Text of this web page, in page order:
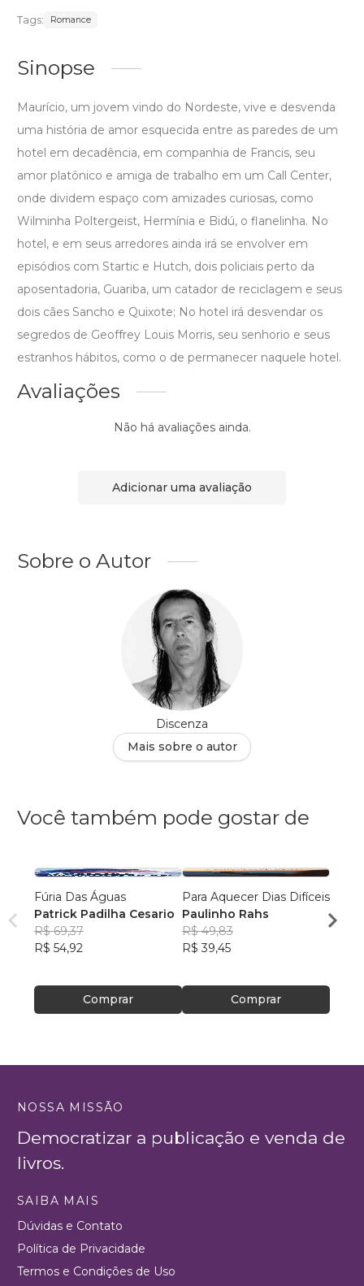
Tags: Romance
Sinopse
Maurício, um jovem vindo do Nordeste, vive e desvenda
uma história de amor esquecida entre as paredes de um
hotel em decadência, em companhia de Francis, seu
amor platônico e amiga de trabalho em um Call Center,
onde dividem espaço com amizades curiosas, como
Wilminha Poltergeist, Hermínia e Bidú, o flanelinha. No
hotel, e em seus arredores ainda irá se envolver em
episódios com Startic e Hutch, dois policiais perto da
aposentadoria, Guariba, um catador de reciclagem e seus
dois cães Sancho e Quixote; No hotel irá desvendar os
segredos de Geoffrey Louis Morris, seu senhorio e seus
estranhos hábitos, como o de permanecer naquele hotel.
Avaliações
Não há avaliações ainda.
Adicionar uma avaliação
Sobre o Autor
Discenza
Mais sobre o autor
Você também pode gostar de
Fúria Das Águas
Patrick Padilha Cesario
R$ 69,37
R$ 54,92
Comprar
Para Aquecer Dias Difíceis
Paulinho Rahs
R$ 49,83
R$ 39,45
Comprar
Isa
NOSSA MISSÃO
Democratizar a publicação e venda de
livros.
SAIBA MAIS
Dúvidas e Contato
Política de Privacidade
Termos e Condições de Uso